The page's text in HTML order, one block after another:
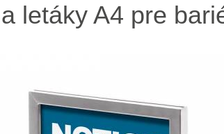
letáky A4 pre